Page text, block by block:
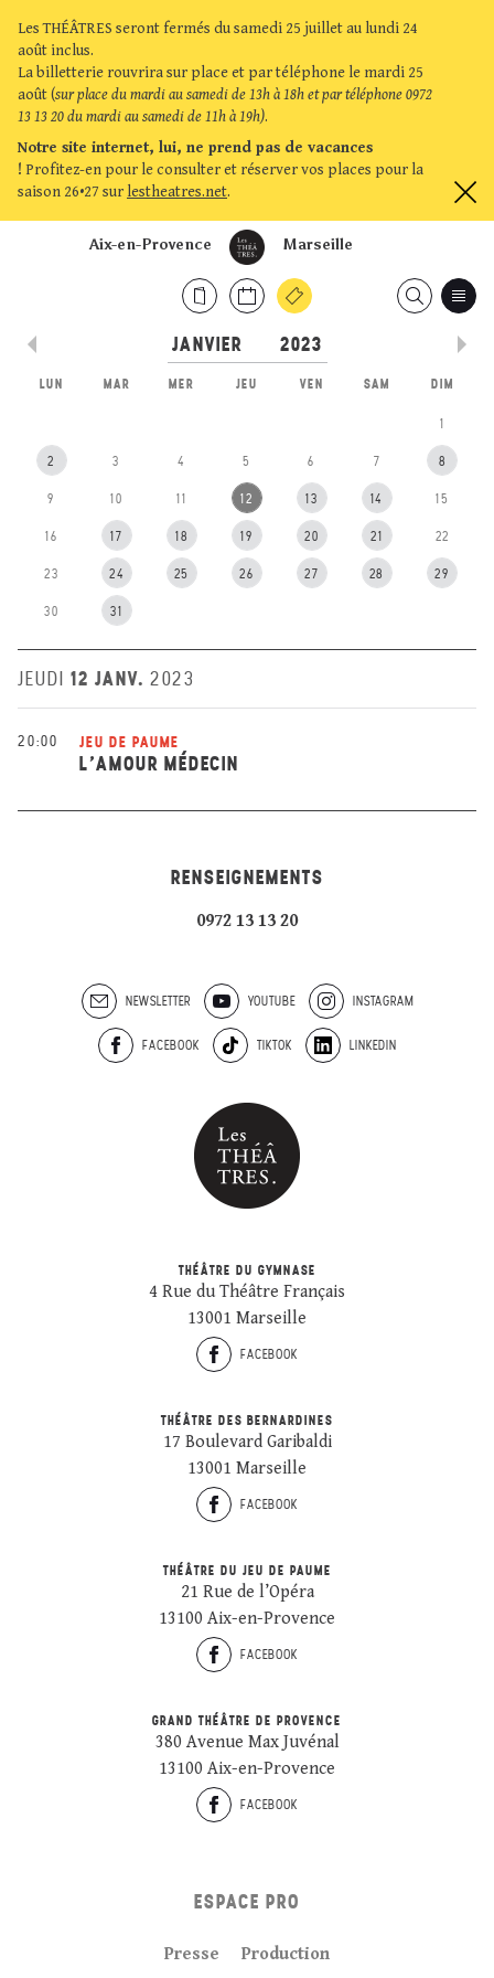
Les THÉÂTRES seront fermés du samedi 25 juillet au lundi 24
août inclus.
La billetterie rouvrira sur place et par téléphone le mardi 25
août (sur place du mardi au samedi de 13h à 18h et par téléphone 0972
13 13 20 du mardi au samedi de 11h à 19h).
Notre site internet, lui, ne prend pas de vacances
! Profitez-en pour le consulter et réserver vos places pour la
saison 26•27 sur lestheatres.net.
Marseille
Aix-en-Provence
LUN MAR MER JEU VEN SAM DIM
1
2 3 4 5 6 7 8
9 10 11 12 13 14 15
16 17 18 19 20 21 22
23 24 25 26 27 28 29
30 31
JEUDI 12 JANV. 2023
20:00 JEU DE PAUME
L’AMOUR MÉDECIN
RENSEIGNEMENTS
0972 13 13 20
NEWSLETTER YOUTUBE INSTAGRAM
FACEBOOK TIKTOK LINKEDIN
THÉÂTRE DU GYMNASE
4 Rue du Théâtre Français
13001 Marseille
FACEBOOK
THÉÂTRE DES BERNARDINES
17 Boulevard Garibaldi
13001 Marseille
FACEBOOK
THÉÂTRE DU JEU DE PAUME
21 Rue de l’Opéra
13100 Aix-en-Provence
FACEBOOK
GRAND THÉÂTRE DE PROVENCE
380 Avenue Max Juvénal
13100 Aix-en-Provence
FACEBOOK
ESPACE PRO
Presse Production